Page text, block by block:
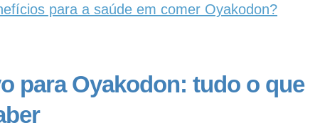
para a saúde em comer Oyakodon?
para Oyakodon: tudo o que